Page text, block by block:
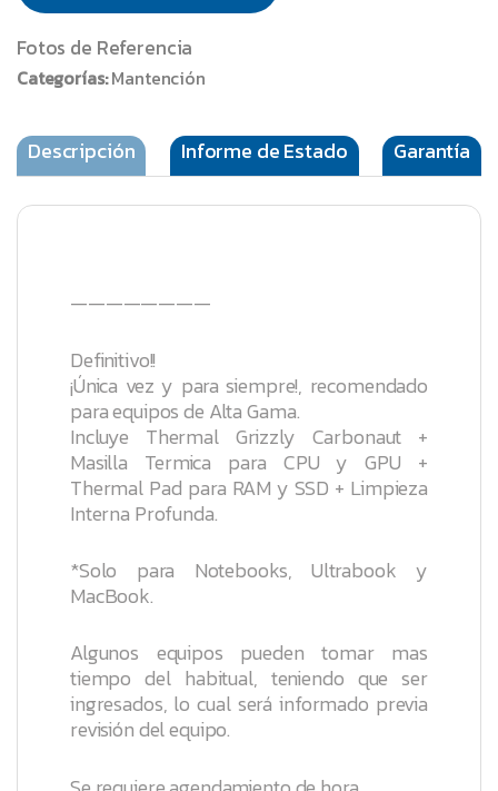
Fotos de Referencia
Categorías:Mantención
Descripción Informe de Estado Garantía
————————
Definitivo!!
¡Única vez y para siempre!, recomendado
para equipos de Alta Gama.
Incluye Thermal Grizzly Carbonaut +
Masilla Termica para CPU y GPU +
Thermal Pad para RAM y SSD + Limpieza
Interna Profunda.
*Solo para Notebooks, Ultrabook y
MacBook.
Algunos equipos pueden tomar mas
tiempo del habitual, teniendo que ser
ingresados, lo cual será informado previa
revisión del equipo.